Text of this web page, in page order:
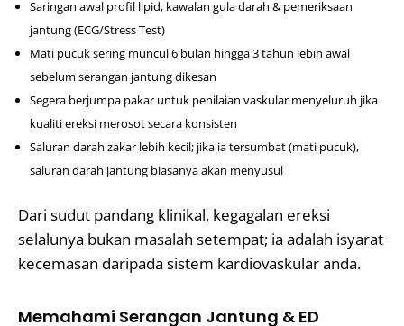
Saringan awal profil lipid, kawalan gula darah & pemeriksaan
jantung (ECG/Stress Test)
Mati pucuk sering muncul 6 bulan hingga 3 tahun lebih awal
sebelum serangan jantung dikesan
Segera berjumpa pakar untuk penilaian vaskular menyeluruh jika
kualiti ereksi merosot secara konsisten
Saluran darah zakar lebih kecil; jika ia tersumbat (mati pucuk),
saluran darah jantung biasanya akan menyusul
Dari sudut pandang klinikal, kegagalan ereksi
selalunya bukan masalah setempat; ia adalah isyarat
kecemasan daripada sistem kardiovaskular anda.
Memahami Serangan Jantung & ED